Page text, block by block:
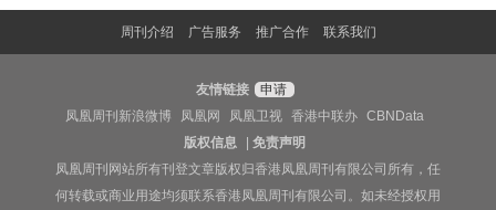
周刊介绍 广告服务 推广合作 联系我们
友情链接
申请
凤凰周刊新浪微博
凤凰网 凤凰卫视 香港中联办
CBNData
版权信息
|免责声明
凤凰周刊网站所有刊登文章版权归香港凤凰周刊有限公司所有，任
何转载或商业用途均须联系香港凤凰周刊有限公司。如未经授权用